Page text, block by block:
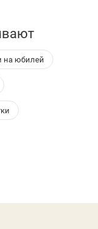
на юбилей